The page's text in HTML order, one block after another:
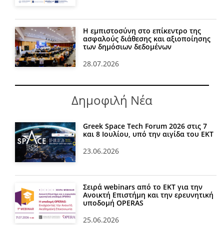
Η εμπιστοσύνη στο επίκεντρο της
ασφαλούς διάθεσης και αξιοποίησης
των δημόσιων δεδομένων
28.07.2026
Δημοφιλή Νέα
Greek Space Tech Forum 2026 στις 7
και 8 Ιουλίου, υπό την αιγίδα του ΕΚΤ
23.06.2026
Σειρά webinars από το ΕΚΤ για την
Ανοικτή Επιστήμη και την ερευνητική
υποδομή OPERAS
25.06.2026